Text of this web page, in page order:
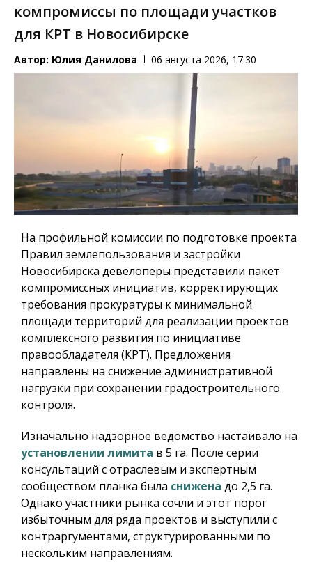
компромиссы по площади участков
для КРТ в Новосибирске
Автор: Юлия Данилова 06 августа 2026, 17:30
На профильной комиссии по подготовке проекта
Правил землепользования и застройки
Новосибирска девелоперы представили пакет
компромиссных инициатив, корректирующих
требования прокуратуры к минимальной
площади территорий для реализации проектов
комплексного развития по инициативе
правообладателя (КРТ). Предложения
направлены на снижение административной
нагрузки при сохранении градостроительного
контроля.
Изначально надзорное ведомство настаивало на
установлении лимита в 5 га. После серии
консультаций с отраслевым и экспертным
сообществом планка была снижена до 2,5 га.
Однако участники рынка сочли и этот порог
избыточным для ряда проектов и выступили с
контраргументами, структурированными по
нескольким направлениям.